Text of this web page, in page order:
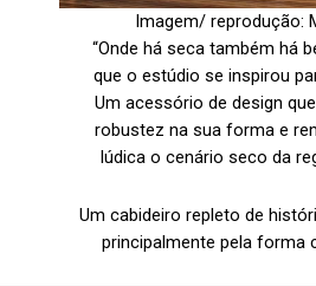
Imagem/ reprodução:
“Onde há seca também há
que o estúdio se inspirou
Um acessório de design
robustez na sua forma e
lúdica o cenário seco da
Um cabideiro repleto de
principalmente pela forma